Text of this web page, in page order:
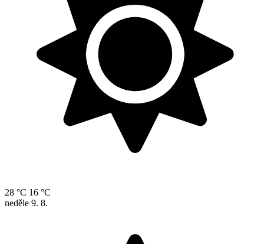
28 °C 16 °C
neděle 9. 8.